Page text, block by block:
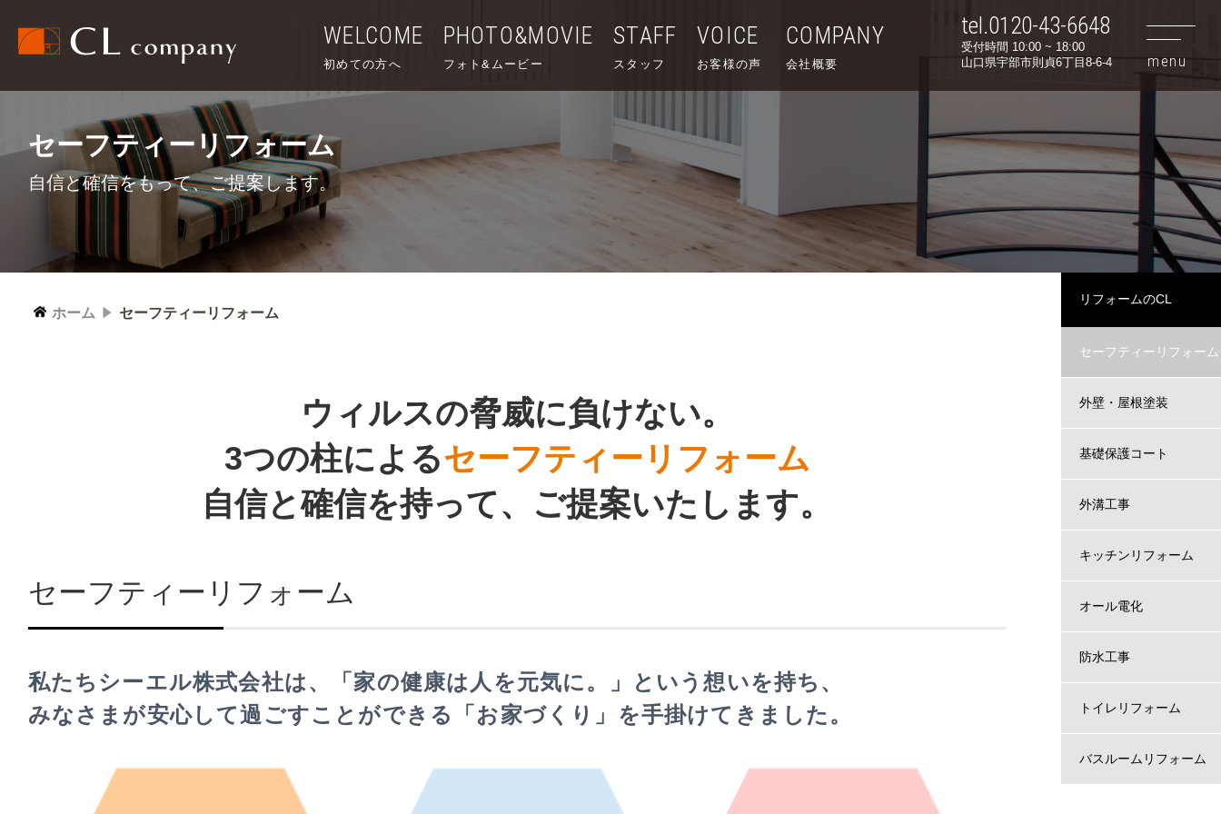
WELCOME
初めての方へ
PHOTO&MOVIE
フォト&ムービー
STAFF
スタッフ
VOICE
お客様の声
COMPANY
会社概要
tel.0120-43-6648
受付時間 10:00 ~ 18:00
山口県宇部市則貞6丁目8-6-4
セーフティーリフォーム
自信と確信をもって、ご提案します。
ホーム セーフティーリフォーム
ウィルスの脅威に負けない。
3つの柱によるセーフティーリフォーム
自信と確信を持って、 ご提案いたします。
セーフティーリフォーム
私たちシーエル株式会社は、「家の健康は人を元気に。」という想いを持ち、
みなさまが安心して過ごすことができる「お家づくり」を手掛けてきました。
リフォームのCL
セーフティーリフォーム
外壁・屋根塗装
基礎保護コート
外溝工事
キッチンリフォーム
オール電化
防水工事
トイレリフォーム
バスルームリフォーム